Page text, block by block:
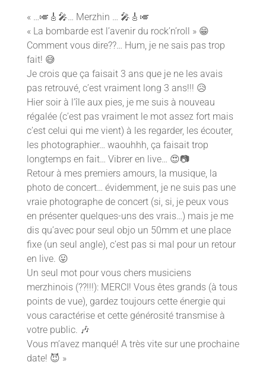
« …🎺 🎸 🎤… Merzhin … 🎤 🎸 🎺
« La bombarde est l’avenir du rock’n’roll » 😁
Comment vous dire??… Hum, je ne sais pas trop
fait! 😅
Je crois que ça faisait 3 ans que je ne les avais
pas retrouvé, c’est vraiment long 3 ans!!! 😥
Hier soir à l’île aux pies, je me suis à nouveau
régalée (c’est pas vraiment le mot assez fort mais
c’est celui qui me vient) à les regarder, les écouter,
les photographier… waouhhh, ça faisait trop
longtemps en fait… Vibrer en live… 😍📷
Retour à mes premiers amours, la musique, la
photo de concert… évidemment, je ne suis pas une
vraie photographe de concert (si, si, je peux vous
en présenter quelques-uns des vrais…) mais je me
dis qu’avec pour seul objo un 50mm et une place
fixe (un seul angle), c’est pas si mal pour un retour
en live. 😛
Un seul mot pour vous chers musiciens
merzhinois (??!!!): MERCI! Vous êtes grands (à tous
points de vue), gardez toujours cette énergie qui
vous caractérise et cette générosité transmise à
votre public. 🎶
Vous m’avez manqué! A très vite sur une prochaine
date! 😈 »